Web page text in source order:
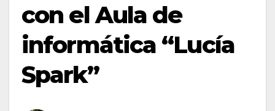
con el Aula de
informática “Lucía
Spark”